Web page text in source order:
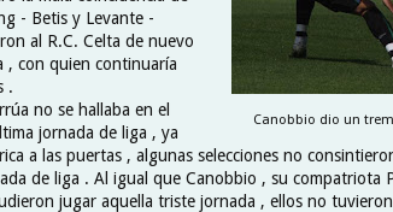
Canobbio dio un
- Betis y Levante -
al R.C. Celta de nuevo
, con quien continuaría
.
no se hallaba en el
jornada de liga , ya
a las puertas , algunas selecciones no
de liga . Al igual que Canobbio , su compatriota
jugar aquella triste jornada , ellos no